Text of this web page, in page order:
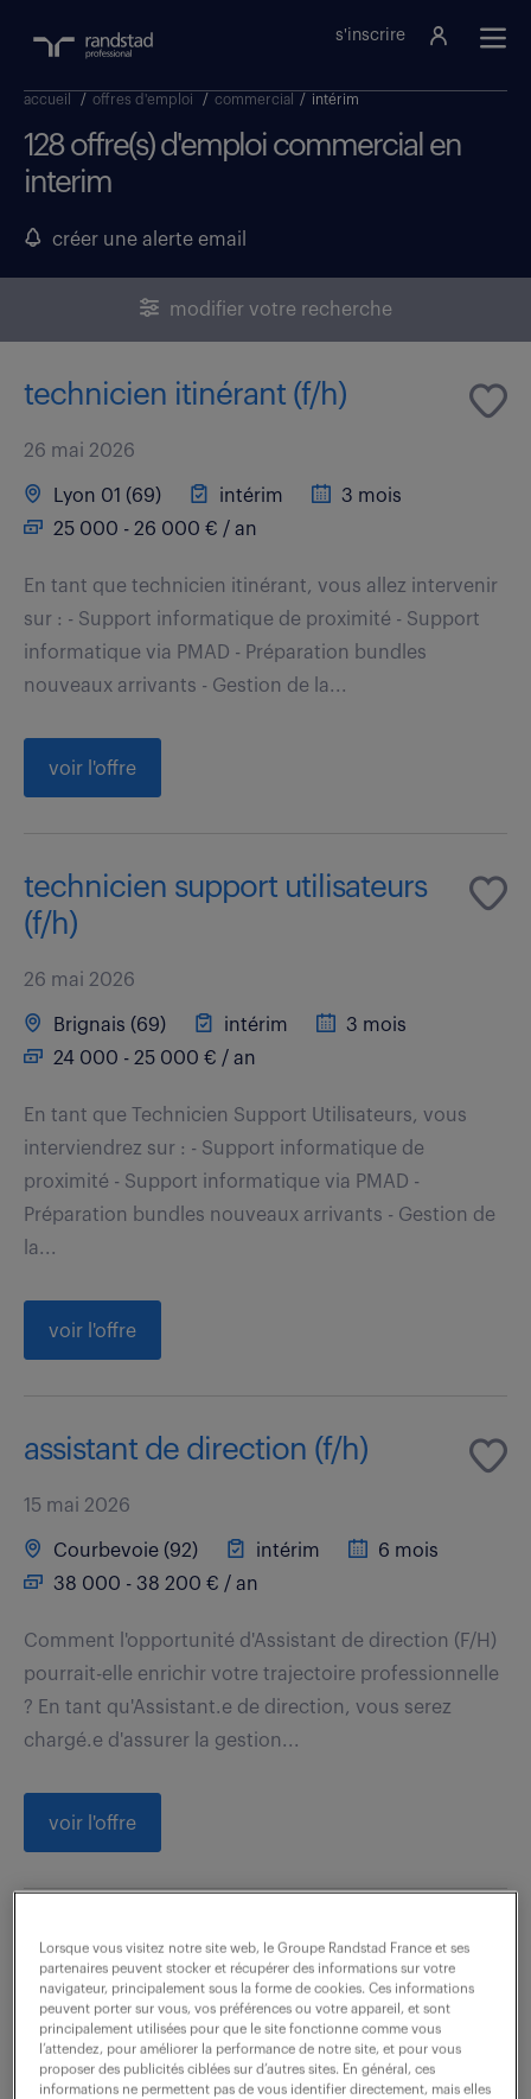
s'inscrire
accueil / offres d'emploi / commercial / intérim
128 offre(s) d'emploi commercial en
interim
créer une alerte email
modifier votre recherche
technicien itinérant (f/h)
26 mai 2026
Lyon 01 (69) intérim
3 mois
25 000 - 26 000 € / an
En tant que technicien itinérant, vous allez intervenir
sur : - Support informatique de proximité - Support
informatique via PMAD - Préparation bundles
nouveaux arrivants - Gestion de la...
voir l'offre
technicien support utilisateurs
(f/h)
26 mai 2026
Brignais (69) intérim
3 mois
24 000 - 25 000 € / an
En tant que Technicien Support Utilisateurs, vous
interviendrez sur : - Support informatique de
proximité - Support informatique via PMAD -
Préparation bundles nouveaux arrivants - Gestion de
la...
voir l'offre
assistant de direction (f/h)
15 mai 2026
Courbevoie (92) intérim
6 mois
38 000 - 38 200 € / an
Comment l'opportunité d'Assistant de direction (F/H)
pourrait-elle enrichir votre trajectoire professionnelle
? En tant qu'Assistant.e de direction, vous serez
chargé.e d'assurer la gestion...
voir l'offre
conseiller commercial
téléphonique (f/h)
14 mai 2026
Villeurbanne (69) intérim
2 mois
Lorsque vous visitez notre site web, le Groupe Randstad France et ses
partenaires peuvent stocker et récupérer des informations sur votre
navigateur, principalement sous la forme de cookies. Ces informations
peuvent porter sur vous, vos préférences ou votre appareil, et sont
principalement utilisées pour que le site fonctionne comme vous
l’attendez, pour améliorer la performance de notre site, et pour vous
proposer des publicités ciblées sur d’autres sites. En général, ces
informations ne permettent pas de vous identifier directement, mais elles